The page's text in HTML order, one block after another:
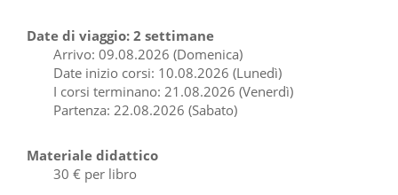
Date di viaggio: 2 settimane
Arrivo: 09.08.2026 (Domenica)
Date inizio corsi: 10.08.2026 (Lunedì)
I corsi terminano: 21.08.2026 (Venerdì)
Partenza: 22.08.2026 (Sabato)
Materiale didattico
30 € per libro